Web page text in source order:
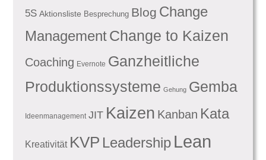
5S Aktionsliste Besprechung Blog Change
ManagementChange to Kaizen
Coaching Evernote Ganzheitliche
Produktionssysteme Gehung Gemba
Ideenmanagement JIT Kaizen Kanban Kata
Kreativität KVP Leadership Lean